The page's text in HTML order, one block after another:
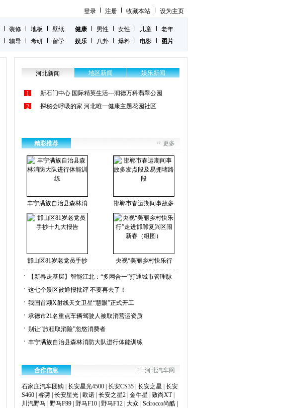
登录 注册 收藏本站 设为主页
装修 地板
壁纸
辅导 考研 留学
健康 男性 女性 儿童
老年
娱乐
八卦 爆料 电影 图片
河北新闻 地区新闻 娱乐新闻
1
新石门中心 国际精英生活---润德万科翡翠公园
2
探秘会呼吸的家 河北唯一健康主题花园社区
精彩推荐 更多
丰宁满族自治县森林消 邯郸市春运期间事故多
邯山区81岁老党员手抄 央视“美丽乡村快乐行
【新春走基层】智能江北：“多网合一”打通城市管理脉
这七个景区被通报批评 不要再去了！
我国首颗X射线天文卫星“慧眼”正式开工
承德市21名重点车辆驾驶人被取消营运资质
别让“旅程取消险”忽悠消费者
丰宁满族自治县森林消防大队进行体能训练
合作信息 河北汽车网
石家庄汽车团购 长安星光4500 长安CS35 长安之星
长安
S460 睿骋 长安星光 欧诺 长安之星2 金牛星 致尚XT|
川汽野马
野马F99 野马F10 野马F12 大众 Scirocco尚酷